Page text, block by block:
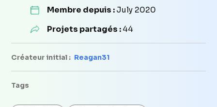
Membre depuis :July 2020
Projets partagés :44
Créateur initial : Reagan31
Tags